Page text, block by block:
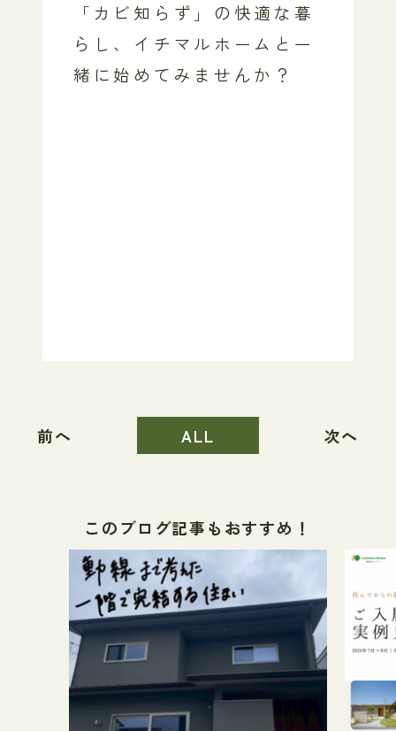
「カビ知らず」の快適な暮
らし、イチマルホームと一
緒に始めてみませんか？
前へ ALL 次へ
このブログ記事もおすすめ！